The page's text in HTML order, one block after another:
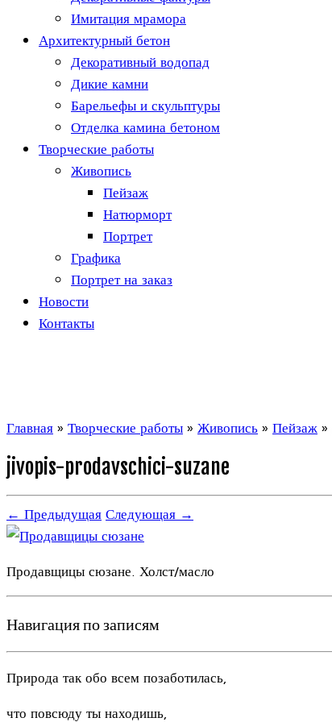
Имитация мрамора
Архитектурный бетон
Декоративный водопад
Дикие камни
Барельефы и скульптуры
Отделка камина бетоном
Творческие работы
Живопись
Пейзаж
Натюрморт
Портрет
Графика
Портрет на заказ
Новости
Контакты
Главная » Творческие работы » Живопись » Пейзаж »
jivopis-prodavschici-suzane
← Предыдущая Следующая →
Продавщицы сюзане. Холст/масло
Навигация по записям
Природа так обо всем позаботилась,
что повсюду ты находишь,